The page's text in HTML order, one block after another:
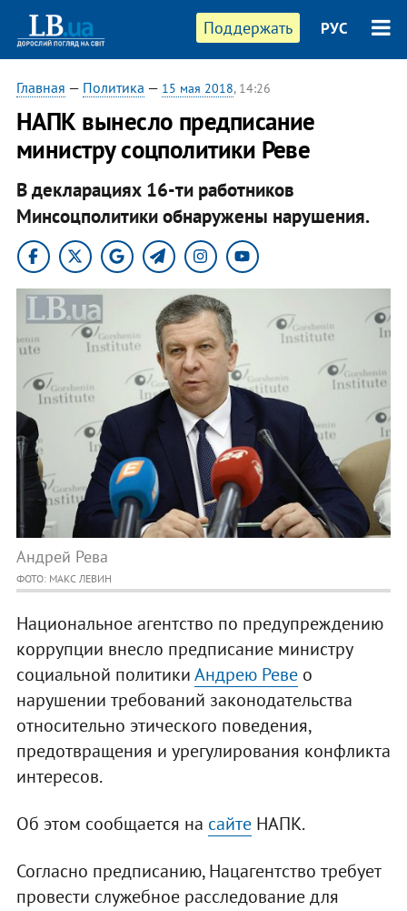
Поддержать РУС
Главная — Политика — 15 мая 2018, 14:26
НАПК вынесло предписание
министру соцполитики Реве
В декларациях 16-ти работников
Минсоцполитики обнаружены нарушения.
Андрей Рева
ФОТО: МАКС ЛЕВИН
Национальное агентство по предупреждению
коррупции внесло предписание министру
социальной политикиАндрею Ревео
нарушении требований законодательства
относительно этического поведения,
предотвращения и урегулирования конфликта
интересов.
Об этом сообщается на сайтеНАПК.
Согласно предписанию, Нацагентство требует
провести служебное расследование для